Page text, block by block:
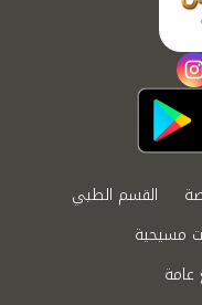
instagram
القسم الطبي
مسيحية
عامة